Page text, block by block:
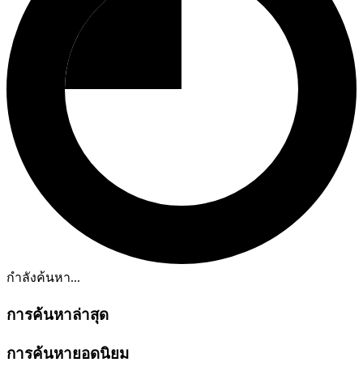
กำลังค้นหา...
การค้นหาล่าสุด
การค้นหายอดนิยม